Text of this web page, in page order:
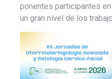
ponentes participantes
un gran nivel de los